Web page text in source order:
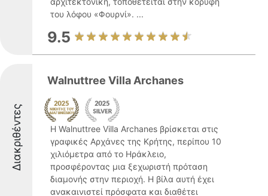
του λόφου «Φουρνί». ...
9.5
Διακριθέντες
Walnuttree Villa Archanes
Η Walnuttree Villa Archanes βρίσκεται στις
γραφικές Αρχάνες της Κρήτης, περίπου 10
χιλιόμετρα από το Ηράκλειο,
προσφέροντας μια ξεχωριστή πρόταση
διαμονής στην περιοχή. Η βίλα αυτή έχει
ανακαινιστεί πρόσφατα και διαθέτει